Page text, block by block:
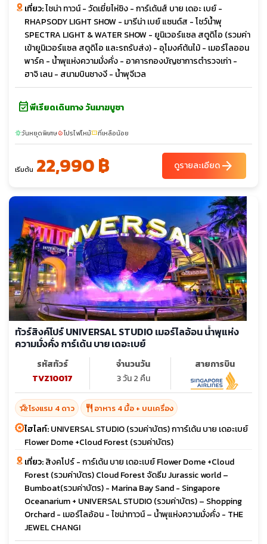
เที่ยว:ไชน่า ทาวน์ - วัดเยี่ยไห่ชิง - การ์เด้นส์ บาย เดอะ เบย์ -
RHAPSODY LIGHT SHOW - มารีน่า เบย์ แซนด์ส - โชว์น้ำพุ
SPECTRA LIGHT & WATER SHOW - ยูนิเวอร์แซล สตูดิโอ (รวมค่า
เข้ายูนิเวอร์แซล สตูดิโอ และรถรับส่ง) - อุโมงค์ต้นไม้ - เมอร์ไลออน
พาร์ค - น้ำพุแห่งความมั่งคั่ง - อาคารกองบัญชาการตำรวจเก่า -
ฮาจิ เลน - สนามบินชางงี - น้ำพุจีเวล
event_availableพีเรียดเดินทาง วันมาฆบูชา
sunnyวันหยุดพิเศษlocal_fire_departmentโปรไฟไหม้confirmation_numberที่เหลือน้อย
เริ่มต้น 22,990 ฿ ดูรายละเอียดarrow_forward
ทัวร์สิงค์โปร์ UNIVERSAL STUDIO เมอร์ไลอ้อน น้ำพุแห่ง
ความมั่งคั่ง การ์เด้น บาย เดอะเบย์
รหัสทัวร์
TVZ10017
จำนวนวัน
3 วัน 2 คืน
สายการบิน
hotel_classโรงแรม 4 ดาว restaurant อาหาร 4 มื้อ + บนเครื่อง
ไฮไลท์:UNIVERSAL STUDIO (รวมค่าบัตร) กาาร์เด้น บาย เดอะเบย์
Flower Dome +Cloud Forest (รวมค่าบัตร)
เที่ยว:สิงคโปร์ - การ์เด้น บาย เดอะเบย์ Flower Dome +Cloud
Forest (รวมค่าบัตร) Cloud Forest จัดธีม Jurassic world –
Bumboat(รวมค่าบัตร) - Marina Bay Sand - Singapore
Oceanarium + UNIVERSAL STUDIO (รวมค่าบัตร) – Shopping
Orchard - เมอร์ไลอ้อน - ไชน่าทาวน์ – น้ำพุแห่งความมั่งคั่ง - THE
JEWEL CHANGI